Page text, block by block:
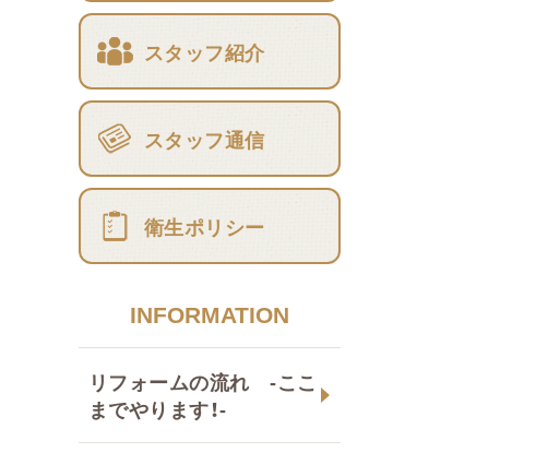
スタッフ紹介
スタッフ通信
衛生ポリシー
INFORMATION
リフォームの流れ -ここ
までやります！-